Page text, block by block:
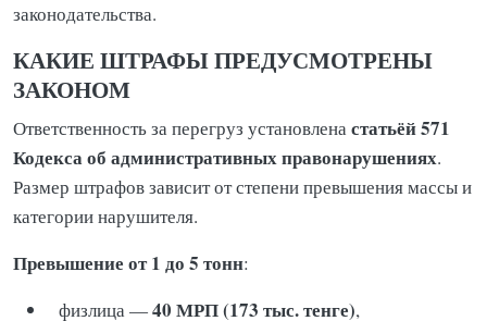
законодательства.
КАКИЕ ШТРАФЫ ПРЕДУСМОТРЕНЫ
ЗАКОНОМ
Ответственность за перегруз установленастатьёй 571
Кодекса об административных правонарушениях.
Размер штрафов зависит от степени превышения массы и
категории нарушителя.
Превышение от 1 до 5 тонн:
физлица —40 МРП (173 тыс. тенге),